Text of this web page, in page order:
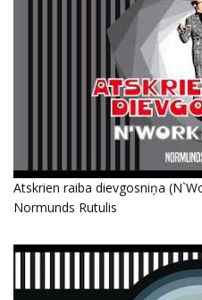
Atskrien raiba dievgosniņa
Normunds Rutulis